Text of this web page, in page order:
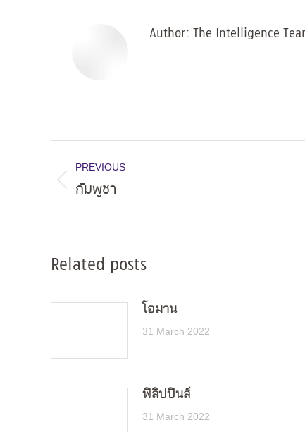
Author: The Intelligence
navigation
PREVIOUS
Previous
กัมพูชา
Related posts
โอมาน
31 March 2022
ฟิลิปปินส์
31 March 2022